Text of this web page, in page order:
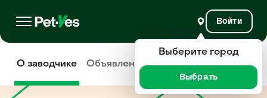
Войти
О заводчике Объявления Отзывы
Выберите город
Выбрать